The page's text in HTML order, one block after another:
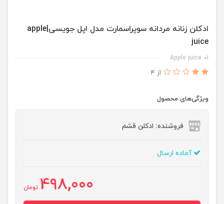
ادكلن زنانه مردانه سوپراسمارت مدل اپل جويسى|apple
juice
Apple juice 01
از 4
ویژگی‌های محصول
فروشنده: ادکلن قشم
آماده ارسال
498,000 تومان